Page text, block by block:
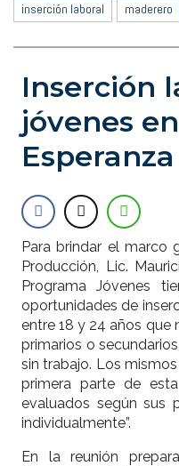
inserción laboral
maderero
Inserción
jóvenes
Esperanza
Para brindar el marco
Producción, Lic.
Programa Jóvenes
oportunidades de
entre 18 y 24 años que
primarios o
sin trabajo. Los
primera parte de
evaluados según sus
individualmente”.
En la reunión